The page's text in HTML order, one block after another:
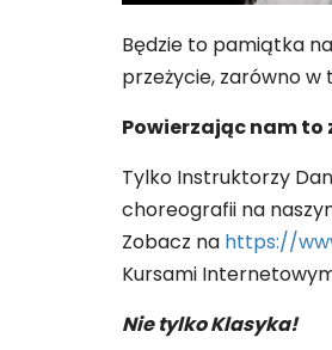
Będzie to pamiątka
przeżycie, zarówno
Powierzając nam to
Tylko Instruktorzy
choreografii na
Zobacz na https://
Kursami
Nie tylko Klasyka!